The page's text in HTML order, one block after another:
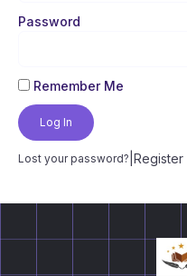
Password
Remember Me
Log In
Lost your password? Register